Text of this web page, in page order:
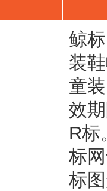
鲸
装
童
效
R标
标
标